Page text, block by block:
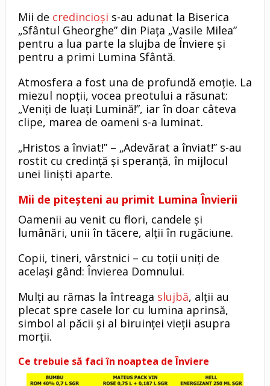
Mii de credincioși s-au adunat la Biserica
„Sfântul Gheorghe” din Piața „Vasile Milea”
pentru a lua parte la slujba de Înviere și
pentru a primi Lumina Sfântă.
Atmosfera a fost una de profundă emoție. La
miezul nopții, vocea preotului a răsunat:
„Veniți de luați Lumină!”, iar în doar câteva
clipe, marea de oameni s-a luminat.
„Hristos a înviat!” – „Adevărat a înviat!” s-au
rostit cu credință și speranță, în mijlocul
unei liniști aparte.
Mii de piteșteni au primit Lumina Învierii
Oamenii au venit cu flori, candele și
lumânări, unii în tăcere, alții în rugăciune.
Copii, tineri, vârstnici – cu toții uniți de
același gând: Învierea Domnului.
Mulți au rămas la întreaga slujbă, alții au
plecat spre casele lor cu lumina aprinsă,
simbol al păcii și al biruinței vieții asupra
morții.
Ce trebuie să faci în noaptea de Înviere